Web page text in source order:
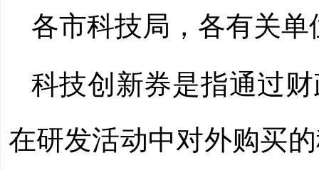
各市科技局，各有关单
科技创新券是指通过
在研发活动中对外购买